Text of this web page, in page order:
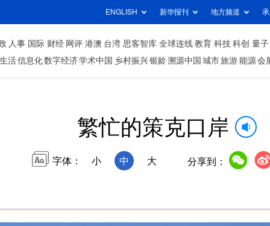
ENGLISH 新华报刊 地方频道
人事 国际 财经 网评 港澳 台湾 思客智库 全球连线 教育 科技 科创 量子
活信息化数字经济学术中国 乡村振兴银龄溯源中国 城市旅游 能源 会
繁忙的策克口岸
字体： 小 中 大 分享到：